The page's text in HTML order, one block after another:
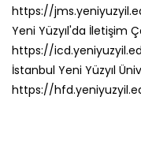
https://
Yeni Yüzyıl'da İletişim
https://
İstanbul Yeni Yüzyıl
https://